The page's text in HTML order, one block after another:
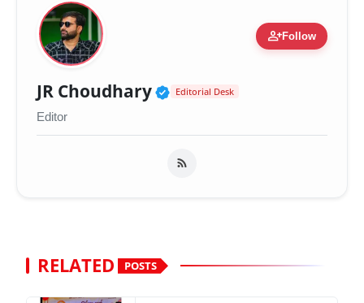
person_addFollow
JR Choudhary Verified Public Figure
Editorial Desk
Editor
RELATED POSTS